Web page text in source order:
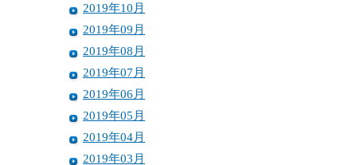
2019年10月
2019年09月
2019年08月
2019年07月
2019年06月
2019年05月
2019年04月
2019年03月